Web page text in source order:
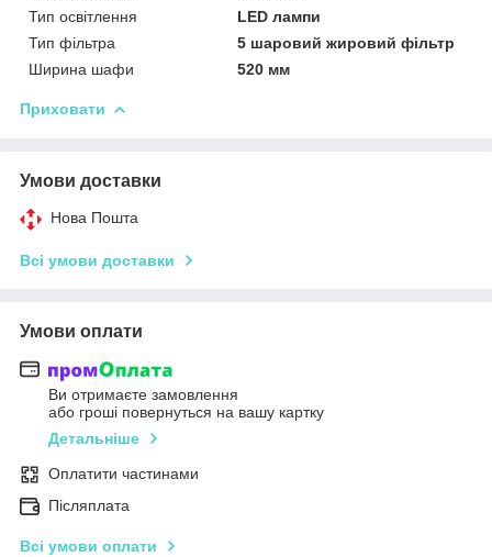
Тип освітлення
LED лампи
Тип фільтра
5 шаровий жировий фільтр
Ширина шафи
520 мм
Приховати
Умови доставки
Нова Пошта
Всі умови доставки
Умови оплати
Ви отримаєте замовлення
або гроші повернуться на вашу картку
Детальніше
Оплатити частинами
Післяплата
Всі умови оплати